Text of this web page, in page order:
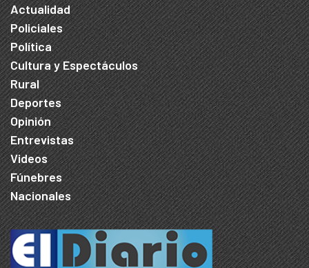
Actualidad
Policiales
Política
Cultura y Espectáculos
Rural
Deportes
Opinión
Entrevistas
Videos
Fúnebres
Nacionales